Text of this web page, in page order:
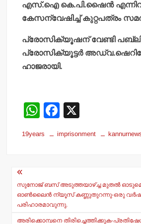
എസ്.ഐ കെ.പി.ഷൈന്‍
കേസന്വേഷിച്ച് കുറ്റപത്രം
പ്രോസിക്യൂഷന് വേണ്ടി
പ്രോസിക്യൂട്ടര്‍
ഹാജരായി.
W
at
p
p
F
c
o
o
19years imprisonment
Post
navigation
സുനോജ് ബസ് അടുത്തയാഴ്ച്ച മുതല്‍
ഓണ്‍ലൈന്‍ ന്യൂസ് കണ്ണുതുറന്നു-ഒരു
പരിഹാരമാവുന്നു.
അരിക്കൊമ്പനെ തിരിച്ചെത്തിക്കുക-